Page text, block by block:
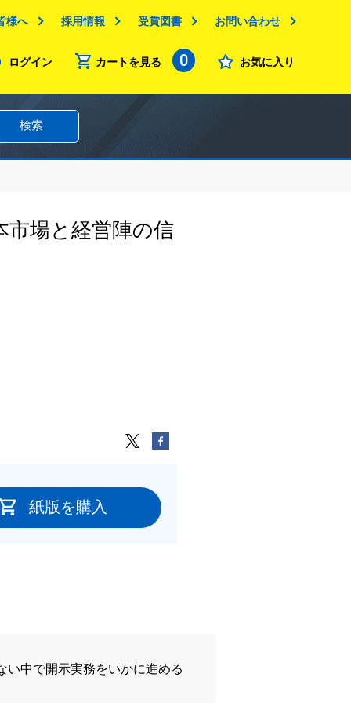
様へ 採用情報 受賞図書 お問い合わせ
ログイン カートを見る 0 お気に入り
検索
場と経営陣の信
紙版を購入
い中で開示実務をいかに進める